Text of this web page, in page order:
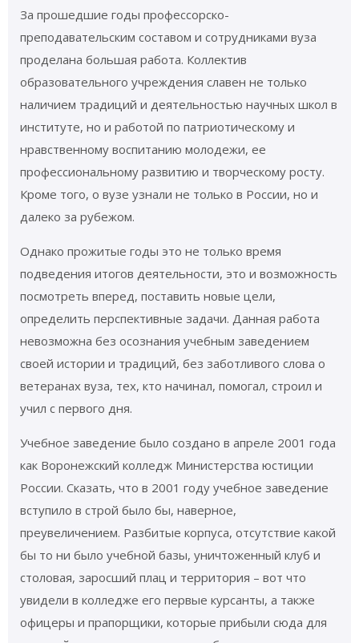
За прошедшие годы профессорско-
преподавательским составом и сотрудниками вуза
проделана большая работа. Коллектив
образовательного учреждения славен не только
наличием традиций и деятельностью научных школ в
институте, но и работой по патриотическому и
нравственному воспитанию молодежи, ее
профессиональному развитию и творческому росту.
Кроме того, о вузе узнали не только в России, но и
далеко за рубежом.
Однако прожитые годы это не только время
подведения итогов деятельности, это и возможность
посмотреть вперед, поставить новые цели,
определить перспективные задачи. Данная работа
невозможна без осознания учебным заведением
своей истории и традиций, без заботливого слова о
ветеранах вуза, тех, кто начинал, помогал, строил и
учил с первого дня.
Учебное заведение было создано в апреле 2001 года
как Воронежский колледж Министерства юстиции
России. Сказать, что в 2001 году учебное заведение
вступило в строй было бы, наверное,
преувеличением. Разбитые корпуса, отсутствие какой
бы то ни было учебной базы, уничтоженный клуб и
столовая, заросший плац и территория – вот что
увидели в колледже его первые курсанты, а также
офицеры и прапорщики, которые прибыли сюда для